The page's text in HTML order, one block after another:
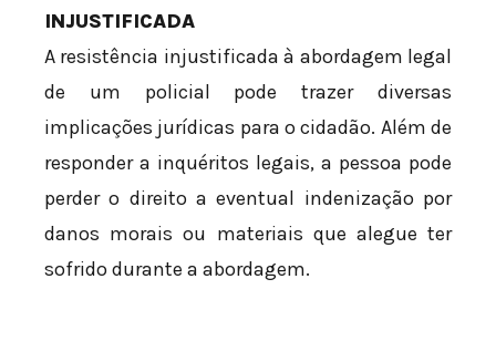
INJUSTIFICADA
A resistência injustificada à abordagem legal
de um policial pode trazer diversas
implicações jurídicas para o cidadão. Além de
responder a inquéritos legais, a pessoa pode
perder o direito a eventual indenização por
danos morais ou materiais que alegue ter
sofrido durante a abordagem.